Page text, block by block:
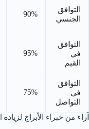
التوافق
الجنسي
90%
التوافق
في
القيم
95%
التوافق
في
التواصل
75%
آراء من خبراء الأبراج